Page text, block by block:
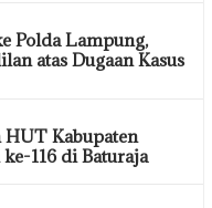
Polda Lampung,
atas Dugaan Kasus
Kabupaten
116 di Baturaja